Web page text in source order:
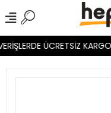
ÜCRETSİZ KARGO!